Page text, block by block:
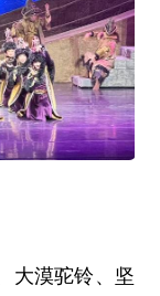
大漠驼铃、坚